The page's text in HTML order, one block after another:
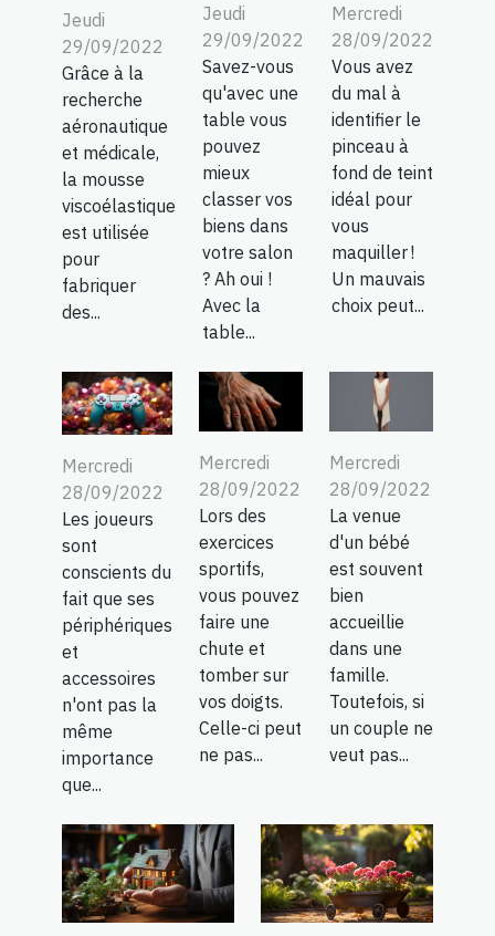
Jeudi
29/09/2022
Grâce à la
recherche
aéronautique
et médicale,
la mousse
viscoélastique
est utilisée
pour
fabriquer
des...
Jeudi
29/09/2022
Savez-vous
qu'avec une
table vous
pouvez
mieux
classer vos
biens dans
votre salon
? Ah oui !
Avec la
table...
Mercredi
28/09/2022
Vous avez
du mal à
identifier le
pinceau à
fond de teint
idéal pour
vous
maquiller !
Un mauvais
choix peut...
Mercredi
28/09/2022
Les joueurs
sont
conscients du
fait que ses
périphériques
et
accessoires
n'ont pas la
même
importance
que...
Mercredi
28/09/2022
Lors des
exercices
sportifs,
vous pouvez
faire une
chute et
tomber sur
vos doigts.
Celle-ci peut
ne pas...
Mercredi
28/09/2022
La venue
d'un bébé
est souvent
bien
accueillie
dans une
famille.
Toutefois, si
un couple ne
veut pas...